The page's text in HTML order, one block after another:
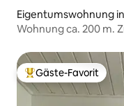
Eigentumswohnung
Wohnung ca. 200 m.
Beliebter Gäste-
Gäste-Favorit